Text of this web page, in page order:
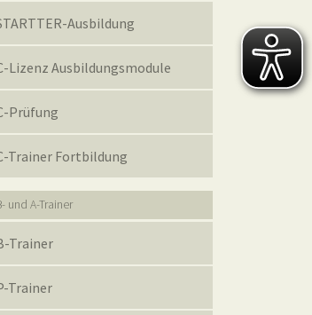
Ausbildung
Lizenz Ausbildungsmodule
Prüfung
Trainer Fortbildung
und A-Trainer
Trainer
Trainer